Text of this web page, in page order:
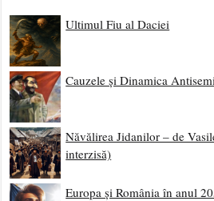
Ultimul Fiu al Daciei
Cauzele și Dinamica
Năvălirea Jidanilor – de
interzisă)
Europa și România în anul